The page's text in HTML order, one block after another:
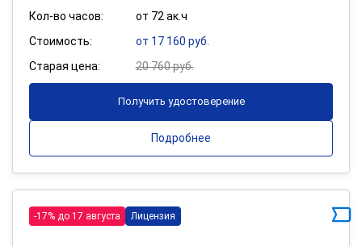
Кол-во часов:
от 72 ак.ч
Стоимость:
от 17 160 руб.
Старая цена:
20 760 руб.
Получить удостоверение
Подробнее
-17% до 17 августа Лицензия